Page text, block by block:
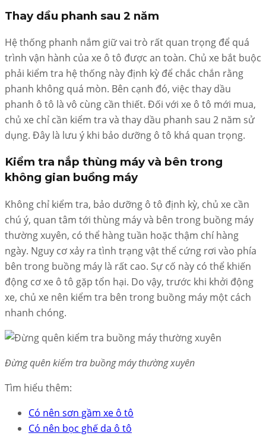
Thay dầu phanh sau 2 năm
Hệ thống phanh nắm giữ vai trò rất quan trọng để quá
trình vận hành của xe ô tô được an toàn. Chủ xe bắt buộc
phải kiểm tra hệ thống này định kỳ để chắc chắn rằng
phanh không quá mòn. Bên cạnh đó, việc thay dầu
phanh ô tô là vô cùng cần thiết. Đối với xe ô tô mới mua,
chủ xe chỉ cần kiểm tra và thay dầu phanh sau 2 năm sử
dụng. Đây là lưu ý khi bảo dưỡng ô tô khá quan trọng.
Kiểm tra nắp thùng máy và bên trong
không gian buồng máy
Không chỉ kiểm tra, bảo dưỡng ô tô định kỳ, chủ xe cần
chú ý, quan tâm tới thùng máy và bên trong buồng máy
thường xuyên, có thể hàng tuần hoặc thậm chí hàng
ngày. Nguy cơ xảy ra tình trạng vật thể cứng rơi vào phía
bên trong buồng máy là rất cao. Sự cố này có thể khiến
động cơ xe ô tô gặp tổn hại. Do vậy, trước khi khởi động
xe, chủ xe nên kiểm tra bên trong buồng máy một cách
nhanh chóng.
Đừng quên kiểm tra buồng máy thường xuyên
Tìm hiểu thêm:
Có nên sơn gầm xe ô tô
Có nên bọc ghế da ô tô